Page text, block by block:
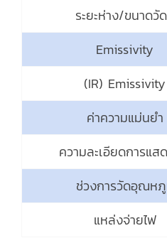
ระยะห่าง/ขนาดวั
Emissivity
(IR) Emissivity
ค่าความแม่นยำ
ความละเอียดการแส
ช่วงการวัดอุณห
แหล่งจ่ายไฟ